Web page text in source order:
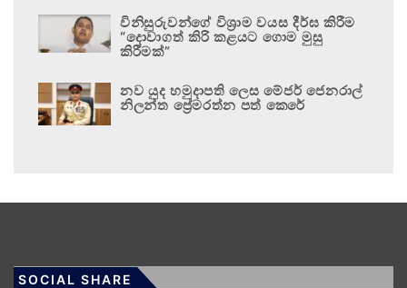
විනිසුරුවන්ගේ විශ්‍රාම වයස දීර්ඝ කිරීම
“දොවාගත් කිරි කළයට ගොම මුසු
කිරීමක්”
නව යුද හමුදාපති ලෙස මේජර් ජෙනරාල්
නිලන්ත ප්‍රේමරත්න පත් කෙරේ
SOCIAL SHARE